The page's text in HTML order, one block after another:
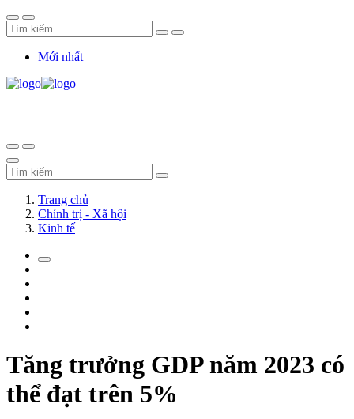
Mới nhất
Trang chủ
Chính trị - Xã hội
Kinh tế
Tăng trưởng GDP năm 2023 có
thể đạt trên 5%